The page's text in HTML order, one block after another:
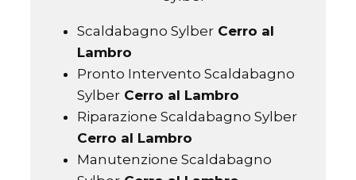
Scaldabagno SylberCerro al
Lambro
Pronto Intervento Scaldabagno
SylberCerro al Lambro
Riparazione Scaldabagno Sylber
Cerro al Lambro
Manutenzione Scaldabagno